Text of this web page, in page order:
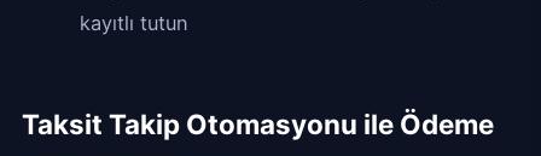
kayıtlı tutun
Taksit Takip Otomasyonu ile Ödeme